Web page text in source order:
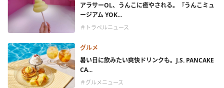
アラサーOL、うんこに癒やされる。『うんこミュ
ージアム YOK...
＃トラベルニュース
グルメ
暑い日に飲みたい爽快ドリンクも。J.S. PANCAKE
CA...
＃グルメニュース